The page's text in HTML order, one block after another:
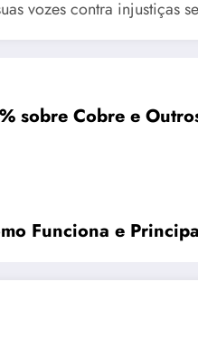
vozes contra injustiças
sobre Cobre e
Funciona e